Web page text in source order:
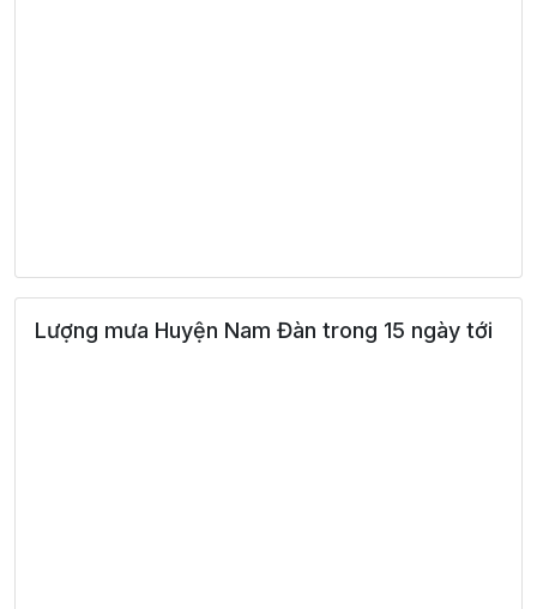
Lượng mưa Huyện Nam Đàn trong 15 ngày tới